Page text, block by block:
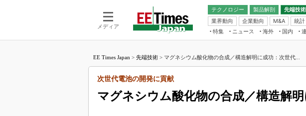
メディア
テクノロジー 製品解剖
先端技術
電池／エネルギー
アナログ
マイコン
業界動向
企業動向 M&A 統計
フィジカ
読者調査
特集 ニュース 海外 国内
福田昭のデバイス通信
大山聡の業界スコープ
大原雄介のエレ・組み込みプレイバ
電子ブックレット
EE Times Japan > 先端技術 > マグネシウム酸化物の合成／構造解明に成功：次世代...
マグネシウム酸化物の合成／構造解
次世代電池の開発に貢献